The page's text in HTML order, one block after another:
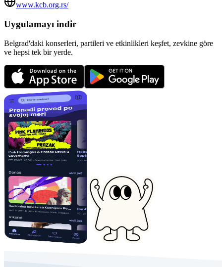
www.kcb.org.rs/
Uygulamayı indir
Belgrad'daki konserleri, partileri ve etkinlikleri keşfet, zevkine göre
ve hepsi tek bir yerde.